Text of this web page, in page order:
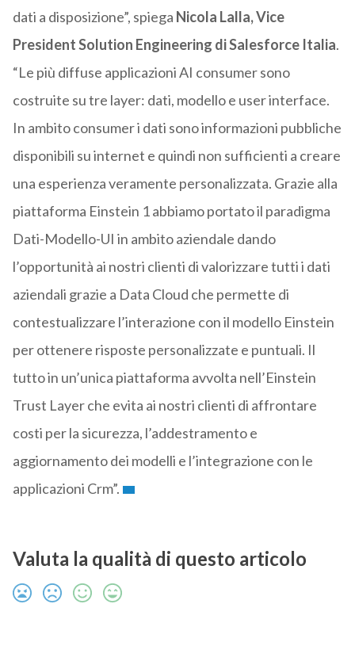
dati a disposizione”, spiega Nicola Lalla, Vice
President Solution Engineering di Salesforce Italia.
“Le più diffuse applicazioni AI consumer sono
costruite su tre layer: dati, modello e user interface.
In ambito consumer i dati sono informazioni pubbliche
disponibili su internet e quindi non sufficienti a creare
una esperienza veramente personalizzata. Grazie alla
piattaforma Einstein 1 abbiamo portato il paradigma
Dati-Modello-UI in ambito aziendale dando
l’opportunità ai nostri clienti di valorizzare tutti i dati
aziendali grazie a Data Cloud che permette di
contestualizzare l’interazione con il modello Einstein
per ottenere risposte personalizzate e puntuali. Il
tutto in un’unica piattaforma avvolta nell’Einstein
Trust Layer che evita ai nostri clienti di affrontare
costi per la sicurezza, l’addestramento e
aggiornamento dei modelli e l’integrazione con le
applicazioni Crm”.
Valuta la qualità di questo articolo